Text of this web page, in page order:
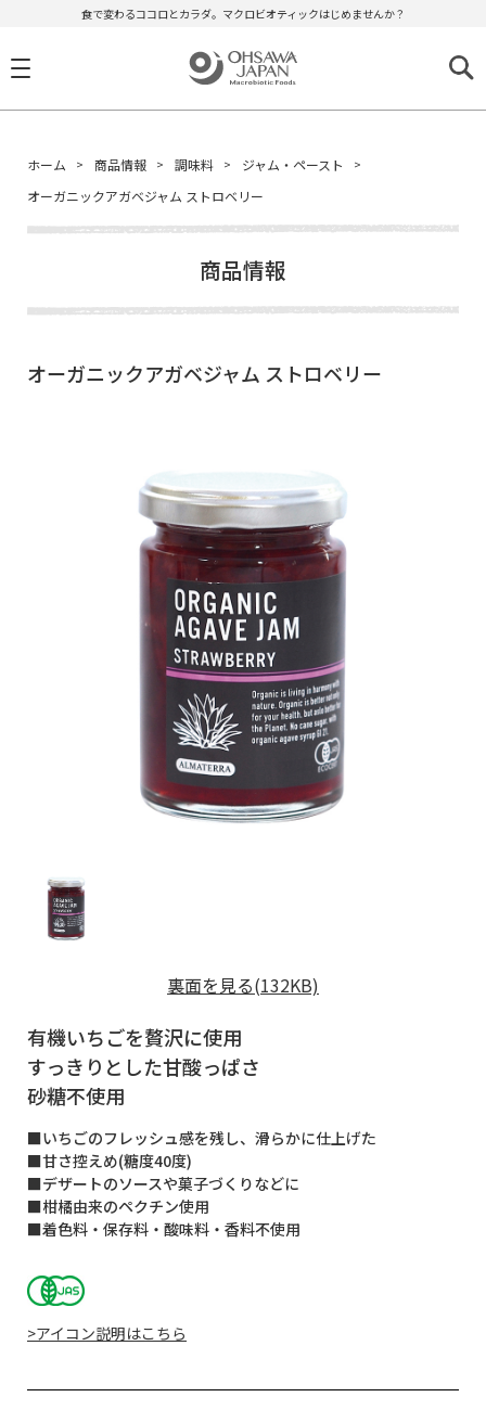
食で変わるココロとカラダ。マクロビオティックはじめませんか？
ホーム 商品情報 調味料
ジャム・ペースト
オーガニックアガベジャム ストロベリー
商品情報
オーガニックアガベジャム ストロベリー
裏面を見る(132KB)
有機いちごを贅沢に使用
すっきりとした甘酸っぱさ
砂糖不使用
■いちごのフレッシュ感を残し、滑らかに仕上げた
■甘さ控えめ(糖度40度)
■デザートのソースや菓子づくりなどに
■柑橘由来のペクチン使用
■着色料・保存料・酸味料・香料不使用
>アイコン説明はこちら